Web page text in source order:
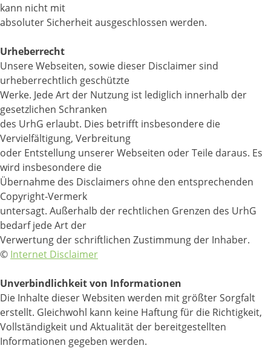
kann nicht mit
absoluter Sicherheit ausgeschlossen werden.
Urheberrecht
Unsere Webseiten, sowie dieser Disclaimer sind
urheberrechtlich geschützte
Werke. Jede Art der Nutzung ist lediglich innerhalb der
gesetzlichen Schranken
des UrhG erlaubt. Dies betrifft insbesondere die
Vervielfältigung, Verbreitung
oder Entstellung unserer Webseiten oder Teile daraus. Es
wird insbesondere die
Übernahme des Disclaimers ohne den entsprechenden
Copyright-Vermerk
untersagt. Außerhalb der rechtlichen Grenzen des UrhG
bedarf jede Art der
Verwertung der schriftlichen Zustimmung der Inhaber.
© Internet Disclaimer
Unverbindlichkeit von Informationen
Die Inhalte dieser Websiten werden mit größter Sorgfalt
erstellt. Gleichwohl kann keine Haftung für die Richtigkeit,
Vollständigkeit und Aktualität der bereitgestellten
Informationen gegeben werden.